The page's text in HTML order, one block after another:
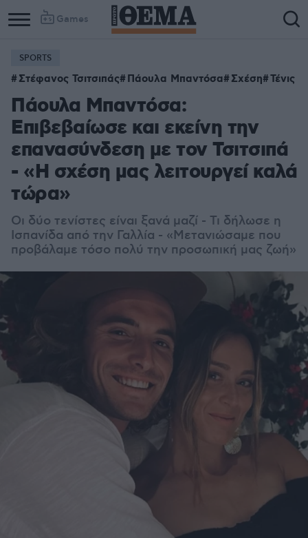
Games
SPORTS
Στέφανος Τσιτσιπάς Πάουλα Μπαντόσα Σχέση Τένις
Πάουλα Μπαντόσα:
Επιβεβαίωσε και εκείνη την
επανασύνδεση με τον Τσιτσιπά
- «Η σχέση μας λειτουργεί καλά
τώρα»
Οι δύο τενίστες είναι ξανά μαζί - Τι δήλωσε η
Ισπανίδα από την Γαλλία - «Μετανιώσαμε που
προβάλαμε τόσο πολύ την προσωπική μας ζωή»